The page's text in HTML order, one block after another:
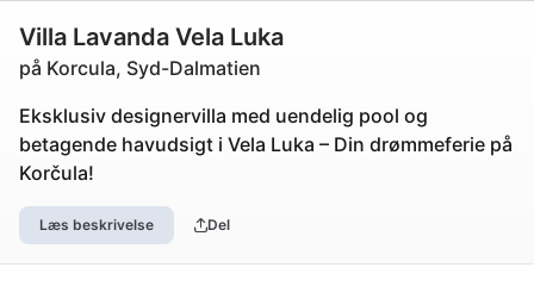
Villa Lavanda Vela Luka
på Korcula, Syd-Dalmatien
Eksklusiv designervilla med uendelig pool og
betagende havudsigt i Vela Luka – Din drømmeferie på
Korčula!
Læs beskrivelse Del